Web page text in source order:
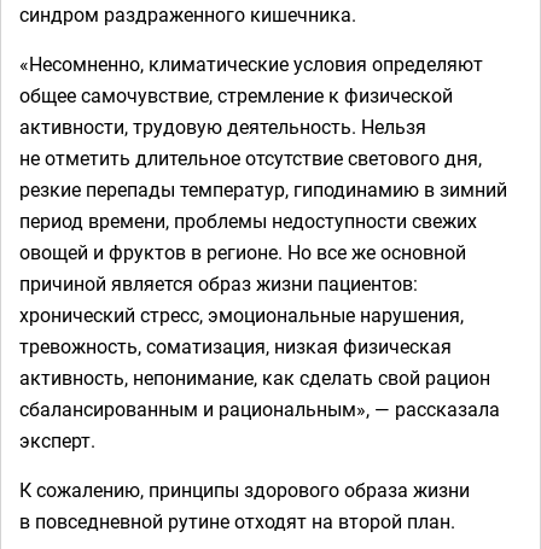
синдром раздраженного кишечника.
«Несомненно, климатические условия определяют
общее самочувствие, стремление к физической
активности, трудовую деятельность. Нельзя
не отметить длительное отсутствие светового дня,
резкие перепады температур, гиподинамию в зимний
период времени, проблемы недоступности свежих
овощей и фруктов в регионе. Но все же основной
причиной является образ жизни пациентов:
хронический стресс, эмоциональные нарушения,
тревожность, соматизация, низкая физическая
активность, непонимание, как сделать свой рацион
сбалансированным и рациональным», — рассказала
эксперт.
К сожалению, принципы здорового образа жизни
в повседневной рутине отходят на второй план.